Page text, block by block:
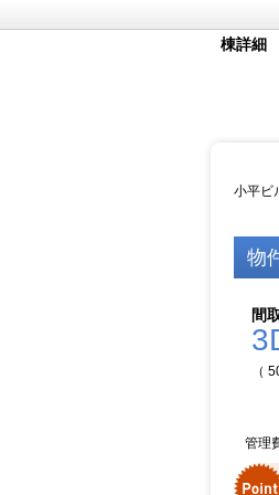
棟詳細
小平ビ
物
間
（
管理